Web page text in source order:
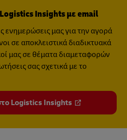
Insights με email
ενημερώσεις μας για την αγορά
σε αποκλειστικά διαδικτυακά
μας σε θέματα διαμεταφορών
σας σχετικά με το
Logistics Insights